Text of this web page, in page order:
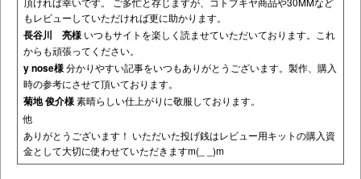
もレビューしていただければ更に助かります。
長谷川 亮様 いつもサイトを楽しく読ませていただいております。これ
からも頑張ってください。
y nose様分かりやすい記事をいつもありがとうございます。製作、購入
時の参考にさせて頂いております。
菊地 俊介様素晴らしい仕上がりに敬服しております。
他
ありがとうございます！ いただいた投げ銭はレビュー用キットの購入資
金として大切に使わせていただきますm(_ _)m